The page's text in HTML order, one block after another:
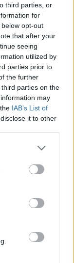
third parties, or
for
opt-out
that after your
seeing
utilized by
parties prior to
the further
parties on the
may
IAB’s List of
it to other